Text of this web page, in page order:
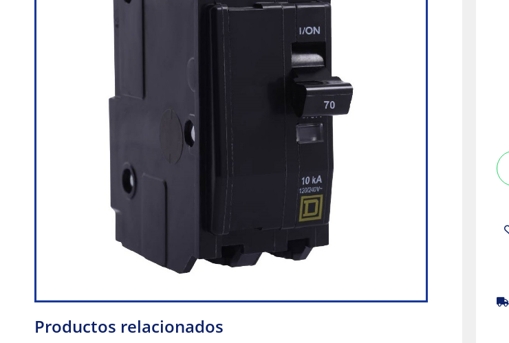
Productos relacionados